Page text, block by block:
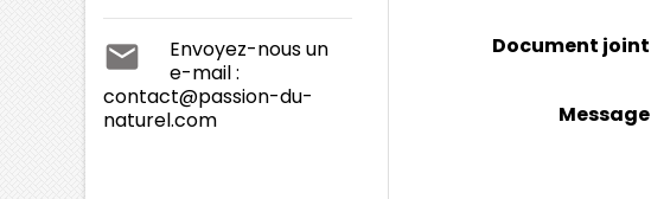

Envoyez-nous un
e-mail :
contact@passion-du-
naturel.com
Document joint
Message